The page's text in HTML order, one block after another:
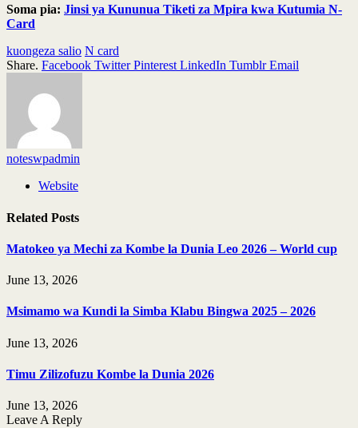
Soma pia: Jinsi ya Kununua Tiketi za Mpira kwa Kutumia N-
Card
kuongeza salio N card
Share. Facebook Twitter Pinterest LinkedIn Tumblr Email
noteswpadmin
Website
Related Posts
Matokeo ya Mechi za Kombe la Dunia Leo 2026 – World cup
June 13, 2026
Msimamo wa Kundi la Simba Klabu Bingwa 2025 – 2026
June 13, 2026
Timu Zilizofuzu Kombe la Dunia 2026
June 13, 2026
Leave A Reply